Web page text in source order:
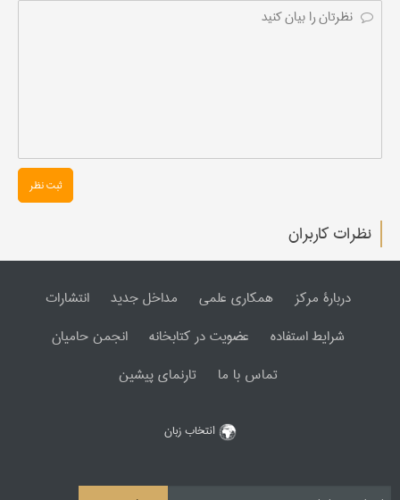
ثبت نظر
نظرات کاربران
دربارۀ مرکز همکاری علمی مداخل جدید
انتشارات
شرایط استفاده
عضویت در کتابخانه
انجمن حامیان
تماس با ما
تارنمای پیشین
انتخاب زبان